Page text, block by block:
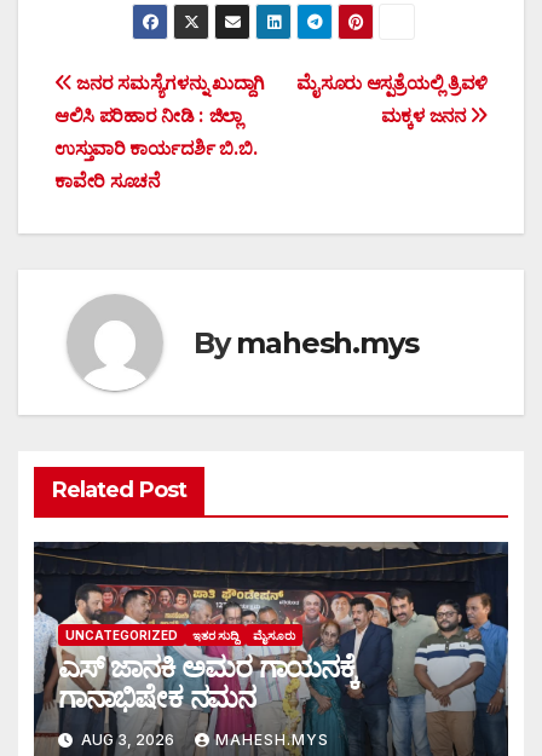
Post
navigation
ಮೈಸೂರು ಆಸ್ಪತ್ರೆಯಲ್ಲಿ ತ್ರಿವಳಿ
ಮಕ್ಕಳ ಜನನ
ಜನರ ಸಮಸ್ಯೆಗಳನ್ನು ಖುದ್ದಾಗಿ
ಆಲಿಸಿ ಪರಿಹಾರ ನೀಡಿ : ಜಿಲ್ಲಾ
ಉಸ್ತುವಾರಿ ಕಾರ್ಯದರ್ಶಿ ಬಿ.ಬಿ.
ಕಾವೇರಿ ಸೂಚನೆ
Bymahesh.mys
Related Post
UNCATEGORIZED ಇತರ ಸುದ್ದಿ ಮೈಸೂರು
ಎಸ್ ಜಾನಕಿ ಅಮರ ಗಾಯನಕ್ಕೆ
ಗಾನಾಭಿಷೇಕ ನಮನ
AUG 3, 2026 MAHESH.MYS